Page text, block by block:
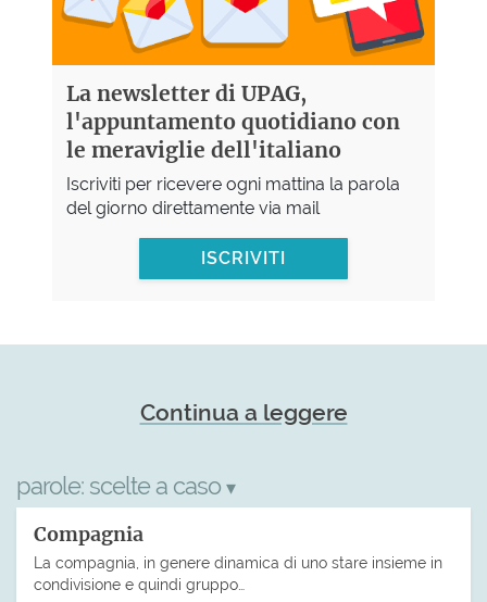
La newsletter di UPAG,
l'appuntamento quotidiano con
le meraviglie dell'italiano
Iscriviti per ricevere ogni mattina la parola
del giorno direttamente via mail
ISCRIVITI
Continua a leggere
parole: scelte a caso ▾
Compagnia
La compagnia, in genere dinamica di uno stare insieme in
condivisione e quindi gruppo…